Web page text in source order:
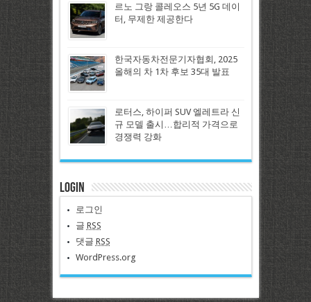
르노 그랑 콜레오스 5년 5G 데이
터, 무제한 제공한다
한국자동차전문기자협회, 2025
올해의 차 1차 후보 35대 발표
로터스, 하이퍼 SUV 엘레트라 신
규 모델 출시…합리적 가격으로
경쟁력 강화
Login
로그인
글 RSS
댓글 RSS
WordPress.org